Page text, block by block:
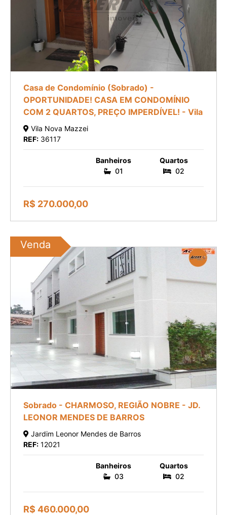
Casa de Condomínio (Sobrado) -
OPORTUNIDADE! CASA EM CONDOMÍNIO
COM 2 QUARTOS, PREÇO IMPERDÍVEL! - Vila
Vila Nova Mazzei
REF: 36117
Banheiros
01
Quartos
02
R$ 270.000,00
Venda
Sobrado - CHARMOSO, REGIÃO NOBRE - JD.
LEONOR MENDES DE BARROS
Jardim Leonor Mendes de Barros
REF: 12021
Banheiros
03
Quartos
02
R$ 460.000,00